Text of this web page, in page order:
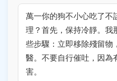
萬一你的狗不小心吃了不
理？首先，保持冷靜。我
些步驟：立即移除殘留物
醫。不要自行催吐，因為
害。